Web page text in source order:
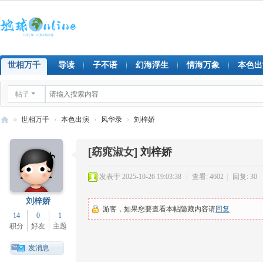
世相万千 导读 子不语 幻海浮生 情海万象 本色
帖子
» 世相万千 › 本色出演 › 风华录 › 刘梓娇
刘梓娇
14
积分
0
好友
1
主题
发消息
[窈窕淑女] 刘梓娇
发表于 2025-10-26 19:03:38 查看: 4602 回复: 30
游客，如果您要查看本帖隐藏内容请回复